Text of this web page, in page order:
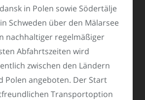
in Polen sowie Södertälje
Schweden über den Mälarsee
nachhaltiger regelmäßiger
Abfahrtszeiten wird
zwischen den Ländern
Polen angeboten. Der Start
Transportoption